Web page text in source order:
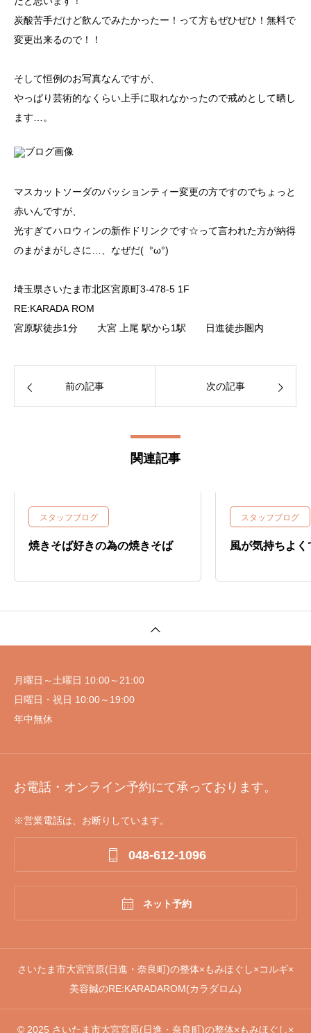
炭酸苦手だけど飲んでみたかったー！って方もぜひぜひ！無料で
変更出来るので！！
そして恒例のお写真なんですが、
やっぱり芸術的なくらい上手に取れなかったので戒めとして晒し
ます…。
マスカットソーダのパッションティー変更の方ですのでちょっと
赤いんですが、
光すぎてハロウィンの新作ドリンクです☆って言われた方が納得
のまがまがしさに…、なぜだ( °ω°)
埼玉県さいたま市北区宮原町3-478-5 1F
RE:KARADA ROM
宮原駅徒歩1分 大宮 上尾 駅から1駅 日進徒歩圏内
前の記事 次の記事
関連記事
スタッフブログ
焼きそば好きの為の焼きそば
スタッフブログ
風が気持ちよく
月曜日～土曜日 10:00～21:00
日曜日・祝日 10:00～19:00
年中無休
お電話・オンライン予約にて承っております。
※営業電話は、お断りしています。
 048-612-1096
 ネット予約
さいたま市大宮宮原(日進・奈良町)の整体×もみほぐし×コルギ×
美容鍼のRE:KARADAROM(カラダロム)
© 2025 さいたま市大宮宮原(日進・奈良町)の整体×もみほぐし×